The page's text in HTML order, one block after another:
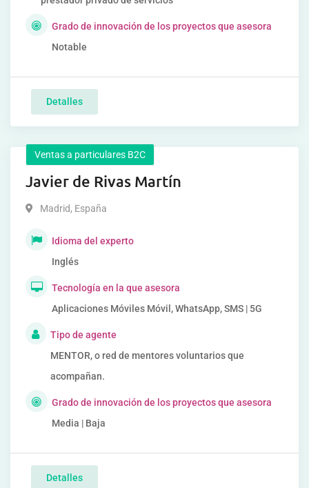
Grado de innovación de los proyectos que asesora
Notable
Detalles
Ventas a particulares B2C
Javier de Rivas Martín
Madrid, España
Idioma del experto
Inglés
Tecnología en la que asesora
Aplicaciones Móviles Móvil, WhatsApp, SMS | 5G
Tipo de agente
MENTOR, o red de mentores voluntarios que
acompañan.
Grado de innovación de los proyectos que asesora
Media | Baja
Detalles